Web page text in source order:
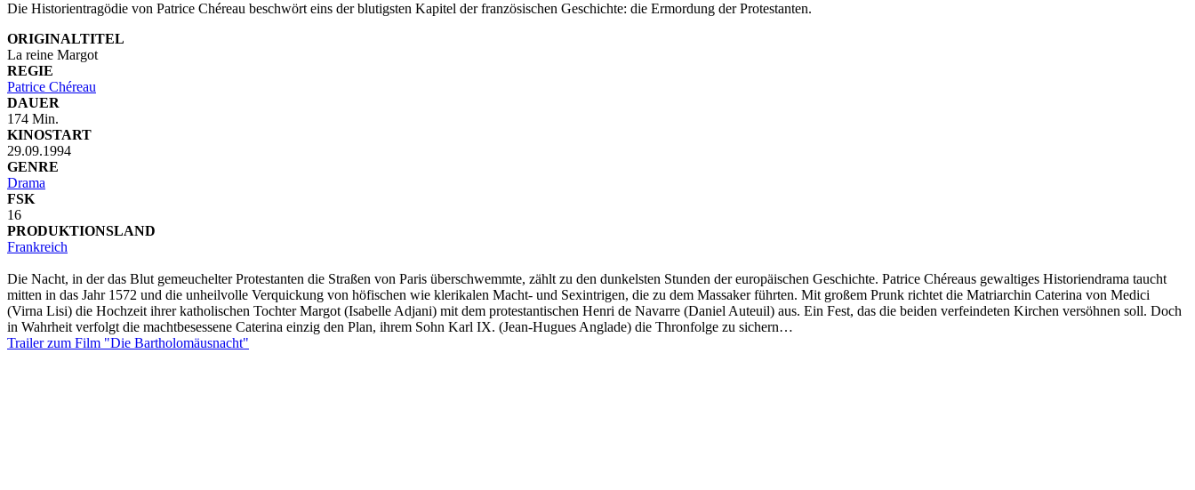
Die Historientragödie von Patrice Chéreau beschwört eins der blutigsten Kapitel der französischen Geschichte: die Ermordung der Protestanten.
ORIGINALTITEL
La reine Margot
REGIE
Patrice Chéreau
DAUER
174 Min.
KINOSTART
29.09.1994
GENRE
Drama
FSK
16
PRODUKTIONSLAND
Frankreich
Die Nacht, in der das Blut gemeuchelter Protestanten die Straßen von Paris überschwemmte, zählt zu den dunkelsten Stunden der europäischen Geschichte. Patrice Chéreaus gewaltiges Historiendrama taucht
mitten in das Jahr 1572 und die unheilvolle Verquickung von höfischen wie klerikalen Macht- und Sexintrigen, die zu dem Massaker führten. Mit großem Prunk richtet die Matriarchin Caterina von Medici
(Virna Lisi) die Hochzeit ihrer katholischen Tochter Margot (Isabelle Adjani) mit dem protestantischen Henri de Navarre (Daniel Auteuil) aus. Ein Fest, das die beiden verfeindeten Kirchen versöhnen soll. Doch
in Wahrheit verfolgt die machtbesessene Caterina einzig den Plan, ihrem Sohn Karl IX. (Jean-Hugues Anglade) die Thronfolge zu sichern…
Trailer zum Film "Die Bartholomäusnacht"